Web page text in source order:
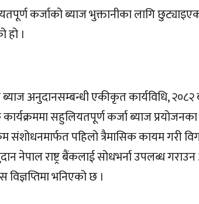
कर्जाको ब्याज भुक्तानीका लागि
हो ।
अनुदानसम्बन्धी एकीकृत कार्यविधि,
सहुलियतपूर्ण कर्जा ब्याज प्रयोजनका
संशोधनमार्फत पहिलो त्रैमासिक कायम गरी
नेपाल राष्ट्र बैंकलाई सोधभर्ना उपलब्ध
विज्ञप्तिमा भनिएको छ ।